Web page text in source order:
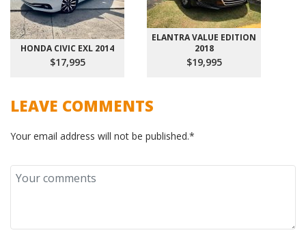
HONDA CIVIC EXL 2014
$17,995
ELANTRA VALUE EDITION
2018
$19,995
LEAVE COMMENTS
Your email address will not be published.*